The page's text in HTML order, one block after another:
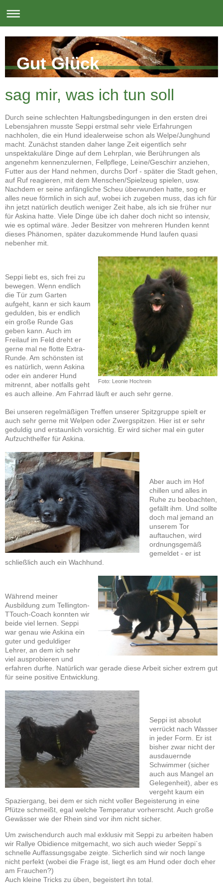
Gut Glück
sag mir, was ich tun soll
Durch seine schlechten Haltungsbedingungen in den ersten drei
Lebensjahren musste Seppi erstmal sehr viele Erfahrungen
nachholen, die ein Hund idealerweise schon als Welpe/Junghund
macht. Zunächst standen daher lange Zeit eigentlich sehr
unspektakuläre Dinge auf dem Lehrplan, wie Berührungen als
angenehm kennenzulernen, Fellpflege, Leine/Geschirr anziehen,
Futter aus der Hand nehmen, durchs Dorf - später die Stadt gehen,
auf Ruf reagieren, mit dem Menschen/Spielzeug spielen, usw.
Nachdem er seine anfängliche Scheu überwunden hatte, sog er
alles neue förmlich in sich auf, wobei ich zugeben muss, das ich für
ihn jetzt natürlich deutlich weniger Zeit habe, als ich sie früher nur
für Askina hatte. Viele Dinge übe ich daher doch nicht so intensiv,
wie es optimal wäre. Jeder Besitzer von mehreren Hunden kennt
dieses Phänomen, später dazukommende Hund laufen quasi
nebenher mit.
Foto: Leonie Hochrein
Seppi liebt es, sich frei zu
bewegen. Wenn endlich
die Tür zum Garten
aufgeht, kann er sich kaum
gedulden, bis er endlich
ein große Runde Gas
geben kann. Auch im
Freilauf im Feld dreht er
gerne mal ne flotte Extra-
Runde. Am schönsten ist
es natürlich, wenn Askina
oder ein anderer Hund
mitrennt, aber notfalls geht
es auch alleine. Am Fahrrad läuft er auch sehr gerne.
Bei unseren regelmäßigen Treffen unserer Spitzgruppe spielt er
auch sehr gerne mit Welpen oder Zwergspitzen. Hier ist er sehr
geduldig und erstaunlich vorsichtig. Er wird sicher mal ein guter
Aufzuchthelfer für Askina.
Aber auch im Hof
chillen und alles in
Ruhe zu beobachten,
gefällt ihm. Und sollte
doch mal jemand an
unserem Tor
auftauchen, wird
ordnungsgemäß
gemeldet - er ist
schließlich auch ein Wachhund.
Während meiner
Ausbildung zum Tellington-
TTouch-Coach konnten wir
beide viel lernen. Seppi
war genau wie Askina ein
guter und geduldiger
Lehrer, an dem ich sehr
viel ausprobieren und
erfahren durfte. Natürlich war gerade diese Arbeit sicher extrem gut
für seine positive Entwicklung.
Seppi ist absolut
verrückt nach Wasser
in jeder Form. Er ist
bisher zwar nicht der
ausdauernde
Schwimmer (sicher
auch aus Mangel an
Gelegenheit), aber es
vergeht kaum ein
Spaziergang, bei dem er sich nicht voller Begeisterung in eine
Pfütze schmeißt, egal welche Temperatur vorherrscht. Auch große
Gewässer wie der Rhein sind vor ihm nicht sicher.
Um zwischendurch auch mal exklusiv mit Seppi zu arbeiten haben
wir Rallye Obidience mitgemacht, wo sich auch wieder Seppi`s
schnelle Auffassungsgabe zeigte. Sicherlich sind wir noch lange
nicht perfekt (wobei die Frage ist, liegt es am Hund oder doch eher
am Frauchen?)
Auch kleine Tricks zu üben, begeistert ihn total.